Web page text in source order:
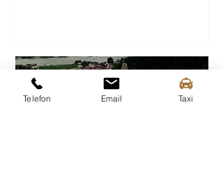
Telefon Email Taxi